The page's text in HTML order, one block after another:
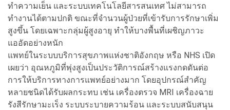
ทำความเย็น และระบบเทคโนโลยีสารสนเทศ ไม่สามารถ
ทำงานได้ตามปกติ ขณะที่จำนวนผู้ป่วยที่เข้ารับการรักษาเพิ่ม
สูงขึ้น โดยเฉพาะกลุ่มผู้สูงอายุ ทำให้บางพื้นที่เผชิญภาวะ
แออัดอย่างหนัก
แพทย์ในระบบบริการสุขภาพแห่งชาติอังกฤษ หรือ NHS เปิด
เผยว่า อุณหภูมิที่พุ่งสูงเป็นประวัติการณ์สร้างแรงกดดันต่อ
การให้บริการทางการแพทย์อย่างมาก โดยอุปกรณ์สำคัญ
หลายชนิดได้รับผลกระทบ เช่น เครื่องตรวจ MRI เครื่องฉาย
รังสีรักษามะเร็ง ระบบระบายความร้อน และระบบสนับสนุน